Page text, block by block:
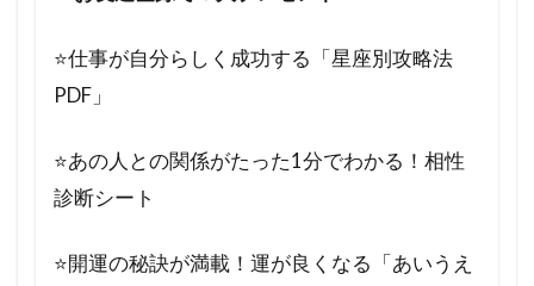
⭐️仕事が自分らしく成功する「星座別攻略法
PDF」
⭐️あの人との関係がたった1分でわかる！相性
診断シート
⭐️開運の秘訣が満載！運が良くなる「あいうえ